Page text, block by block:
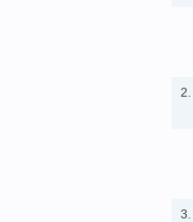
2.
3.